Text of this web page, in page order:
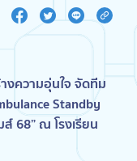
ความอุ่นใจ จัดทีม
Standby
68” ณ โรงเรียน